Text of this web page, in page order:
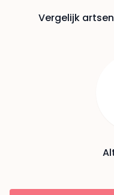
Vergelijk